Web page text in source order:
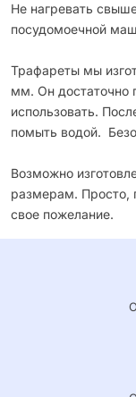
Не нагревать
посудомоечной
Трафареты мы
мм. Он достаточно
использовать.
помыть водой.
Возможно
размерам. Просто,
свое пожелание.